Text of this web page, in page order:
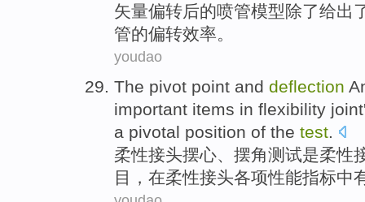
矢量偏转后的喷管模型除了给出
管的偏转效率 。
youdao
The pivot point and deflection
important items in flexibility joint
a pivotal position of the test.
柔性接头摆心、 摆角测试是柔性
目 ， 在柔性接头各项性能指标中